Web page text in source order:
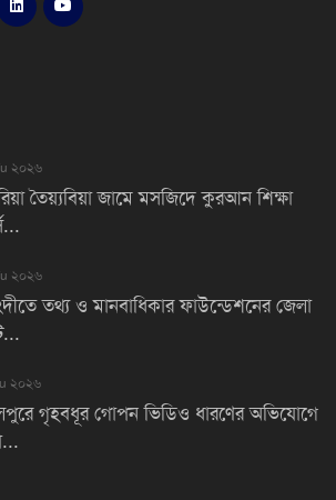
২০২৬
তৈয়্যবিয়া জামে মসজিদে কুরআন শিক্ষা
২০২৬
তথ্য ও মানবাধিকার ফাউন্ডেশনের জেলা
২০২৬
গৃহবধূর গোপন ভিডিও ধারণের অভিযোগে